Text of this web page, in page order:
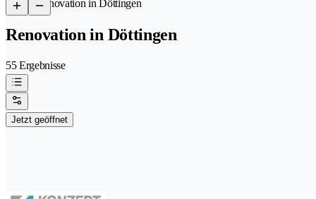
/Renovation in Döttingen
Renovation in Döttingen
55 Ergebnisse
Jetzt geöffnet